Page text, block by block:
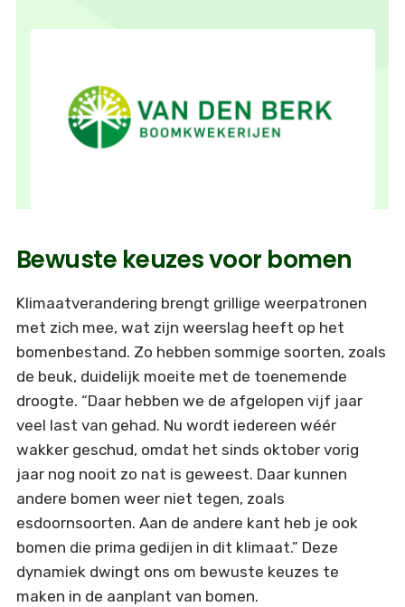
Bewuste keuzes voor bomen
Klimaatverandering brengt grillige weerpatronen
met zich mee, wat zijn weerslag heeft op het
bomenbestand. Zo hebben sommige soorten, zoals
de beuk, duidelijk moeite met de toenemende
droogte. “Daar hebben we de afgelopen vijf jaar
veel last van gehad. Nu wordt iedereen wéér
wakker geschud, omdat het sinds oktober vorig
jaar nog nooit zo nat is geweest. Daar kunnen
andere bomen weer niet tegen, zoals
esdoornsoorten. Aan de andere kant heb je ook
bomen die prima gedijen in dit klimaat.” Deze
dynamiek dwingt ons om bewuste keuzes te
maken in de aanplant van bomen.